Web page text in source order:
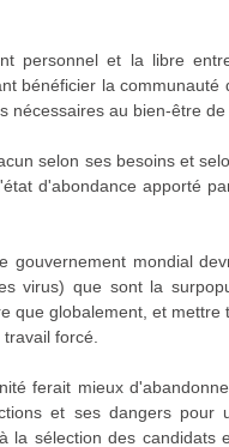
personnel et la libre
bénéficier la communauté
nécessaires au bien-être
selon ses besoins et
d'abondance apporté
gouvernement mondial
virus) que sont la
que globalement, et
forcé.
ferait mieux
et ses dangers pour
la sélection des candidats